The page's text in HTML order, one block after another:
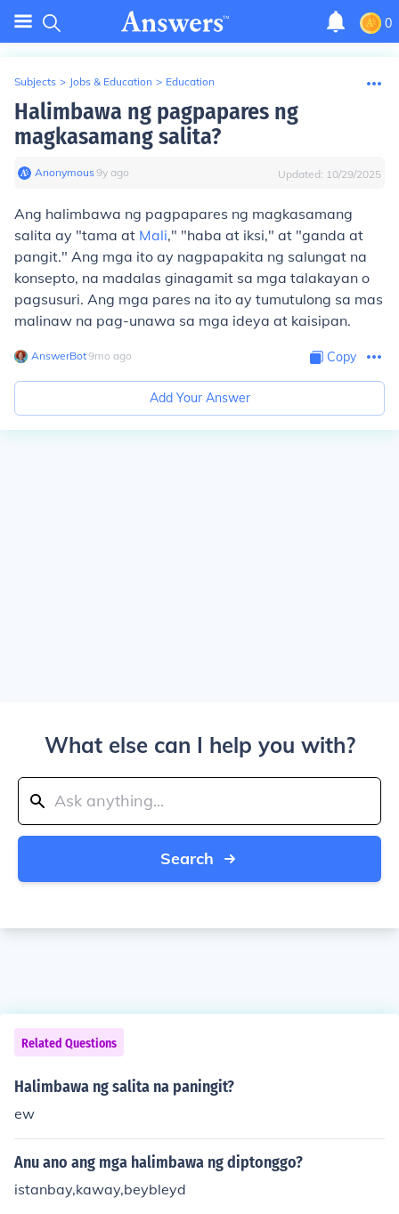
0
Subjects > Jobs & Education > Education
Halimbawa ng pagpapares ng
magkasamang salita?
Anonymous∙9y ago Updated: 10/29/2025
Ang halimbawa ng pagpapares ng magkasamang
salita ay "tama at Mali," "haba at iksi," at "ganda at
pangit." Ang mga ito ay nagpapakita ng salungat na
konsepto, na madalas ginagamit sa mga talakayan o
pagsusuri. Ang mga pares na ito ay tumutulong sa mas
malinaw na pag-unawa sa mga ideya at kaisipan.
AnswerBot∙9mo ago Copy
Add Your Answer
What else can I help you with?
Search
Related Questions
Halimbawa ng salita na paningit?
ew
Anu ano ang mga halimbawa ng diptonggo?
istanbay,kaway,beybleyd